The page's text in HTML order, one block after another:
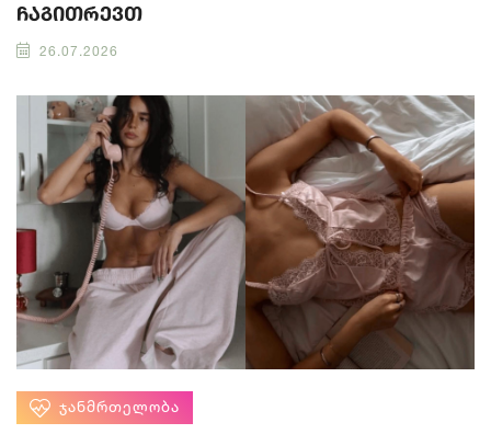
ჩაგითრევთ
26.07.2026
ᲯᲐᲜᲛᲠᲗᲔᲚᲝᲑᲐ